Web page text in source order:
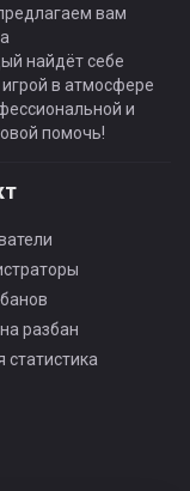
вам
найдёт себе
в атмосфере
и
помочь!
разбан
статистика